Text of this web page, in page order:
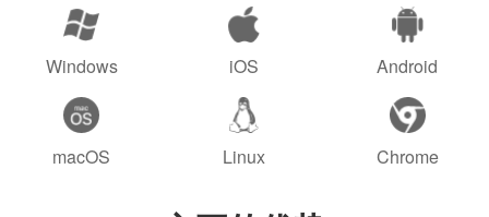
Windows iOS Android
macOS Linux Chrome